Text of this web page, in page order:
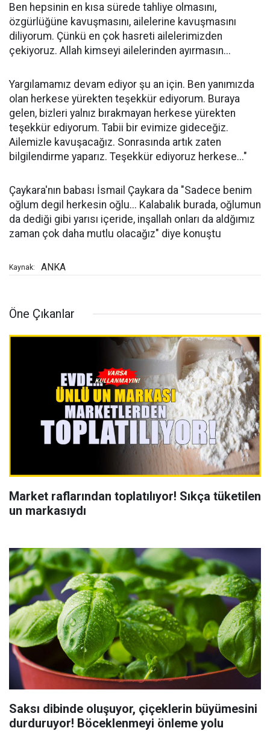
Ben hepsinin en kısa sürede tahliye olmasını,
özgürlüğüne kavuşmasını, ailelerine kavuşmasını
diliyorum. Çünkü en çok hasreti ailelerimizden
çekiyoruz. Allah kimseyi ailelerinden ayırmasın...
Yargılamamız devam ediyor şu an için. Ben yanımızda
olan herkese yürekten teşekkür ediyorum. Buraya
gelen, bizleri yalnız bırakmayan herkese yürekten
teşekkür ediyorum. Tabii bir evimize gideceğiz.
Ailemizle kavuşacağız. Sonrasında artık zaten
bilgilendirme yaparız. Teşekkür ediyoruz herkese..."
Çaykara'nın babası İsmail Çaykara da "Sadece benim
oğlum degil herkesin oğlu... Kalabalık burada, oğlumun
da dediği gibi yarısı içeride, inşallah onları da aldğımız
zaman çok daha mutlu olacağız" diye konuştu
Kaynak: ANKA
Öne Çıkanlar
Market raflarından toplatılıyor! Sıkça tüketilen
un markasıydı
Saksı dibinde oluşuyor, çiçeklerin büyümesini
durduruyor! Böceklenmeyi önleme yolu